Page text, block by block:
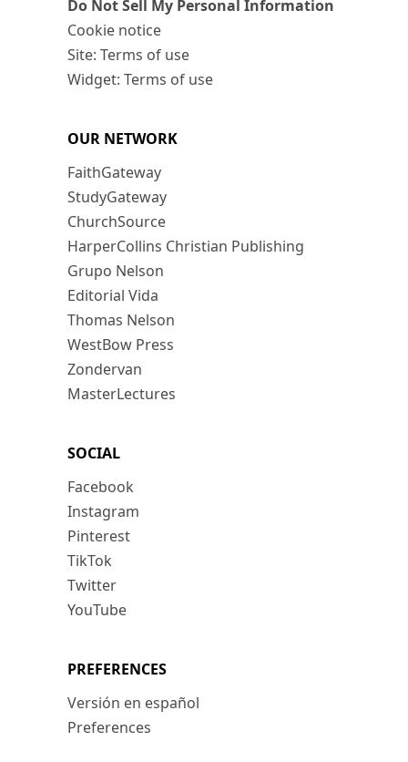
Do Not Sell My Personal Information
Cookie notice
Site: Terms of use
Widget: Terms of use
OUR NETWORK
FaithGateway
StudyGateway
ChurchSource
HarperCollins Christian Publishing
Grupo Nelson
Editorial Vida
Thomas Nelson
WestBow Press
Zondervan
MasterLectures
SOCIAL
Facebook
Instagram
Pinterest
TikTok
Twitter
YouTube
PREFERENCES
Versión en español
Preferences